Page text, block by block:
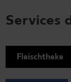
Services
Fleischtheke